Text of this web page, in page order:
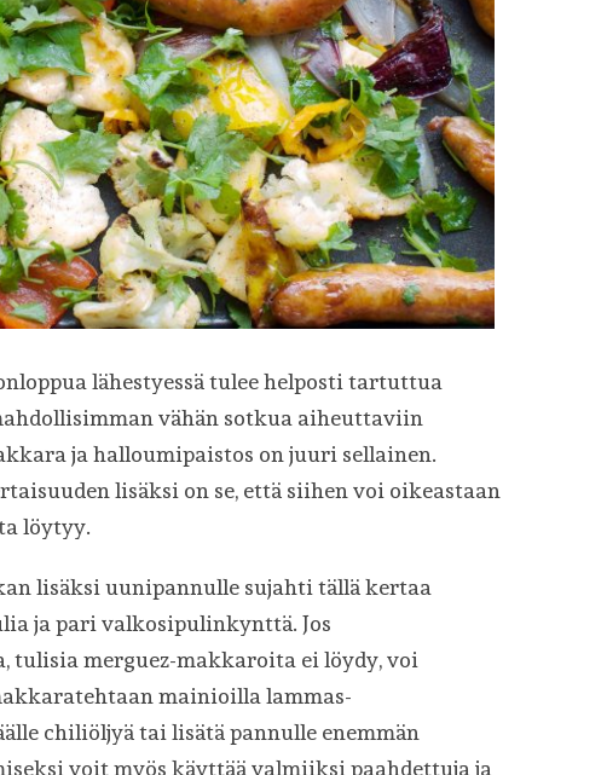
lähestyessä tulee helposti tartuttua
vähän sotkua aiheuttaviin
ja halloumipaistos on juuri sellainen.
lisäksi on se, että siihen voi oikeastaan
löytyy.
lisäksi uunipannulle sujahti tällä kertaa
ja pari valkosipulinkynttä. Jos
merguez-makkaroita ei löydy, voi
mainioilla lammas-
chiliöljyä tai lisätä pannulle enemmän
voit myös käyttää valmiiksi paahdettuja ja